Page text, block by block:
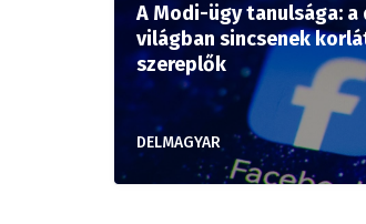
A Modi-ügy tanulsága:
világban sincsenek
szereplők
DELMAGYAR